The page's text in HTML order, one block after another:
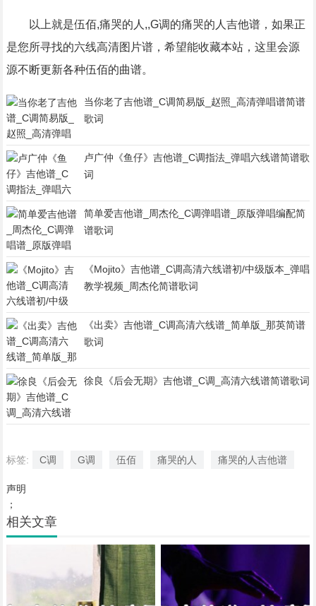
以上就是伍佰,痛哭的人,,G调的痛哭的人吉他谱，如果正
是您所寻找的六线高清图片谱，希望能收藏本站，这里会源
源不断更新各种伍佰的曲谱。
当你老了吉他谱_C调简易版_赵照_高清弹唱谱简谱
歌词
卢广仲《鱼仔》吉他谱_C调指法_弹唱六线谱简谱歌
词
简单爱吉他谱_周杰伦_C调弹唱谱_原版弹唱编配简
谱歌词
《Mojito》吉他谱_C调高清六线谱初/中级版本_弹唱
教学视频_周杰伦简谱歌词
《出卖》吉他谱_C调高清六线谱_简单版_那英简谱
歌词
徐良《后会无期》吉他谱_C调_高清六线谱简谱歌词
标签: C调 G调 伍佰 痛哭的人 痛哭的人吉他谱
声明
；
相关文章